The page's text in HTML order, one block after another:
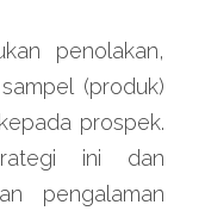
penolakan,
(produk)
prospek.
ini dan
pengalaman